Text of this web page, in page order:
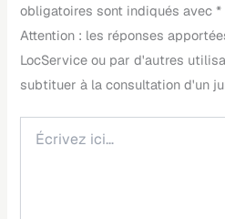
obligatoires sont indiqués avec *
ici…